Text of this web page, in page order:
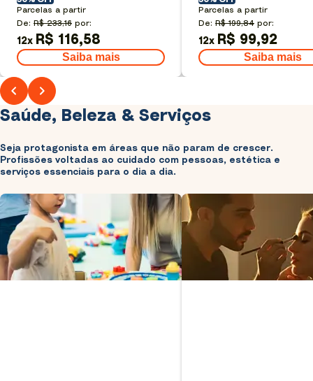
Parcelas a partir
De: R$ 233,16 por:
12x R$ 116,58
Saiba mais
Parcelas a partir
De: R$ 199,84 por:
12x R$ 99,92
Saiba mais
Saúde, Beleza & Serviços
Seja protagonista em áreas que não param de crescer.
Profissões voltadas ao cuidado com pessoas, estética e
serviços essenciais para o dia a dia.